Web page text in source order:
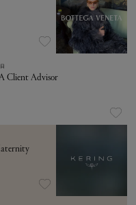
Client Advisor